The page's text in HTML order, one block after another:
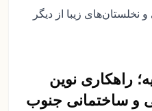
زیبا از دیگر
راهکاری نوین
و ساختمانی جنوب